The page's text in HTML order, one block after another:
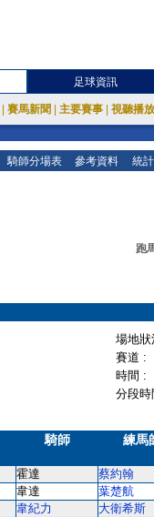
足球資訊
賽馬新聞 主要賽事 視聽播
騎師分場表 參考資料 統
跑
場地
賽道 :
時間 :
分段
騎師 練馬
霍達 蔡約翰
韋達 葉楚航
韋紀力 大衛希斯